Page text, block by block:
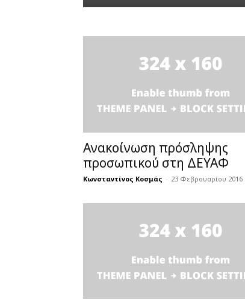
Ανακοίνωση πρόσληψης
προσωπικού στη ΔΕΥΑΦ
Κωνσταντίνος Κοσμάς - 23 Φεβρουαρίου 2016